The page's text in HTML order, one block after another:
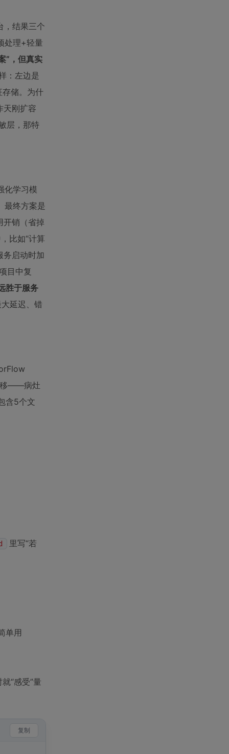
，结果三个
处理+轻量
”，但真实
：左边是
储。为什
天刚扩容
层，那特
化学习模
最终方案是
开销（省掉
比如“计算
务启动时加
目中复
胜于服务
延迟、错
移——病灶
含5个文
里写“若
单用
“感受”量
复制